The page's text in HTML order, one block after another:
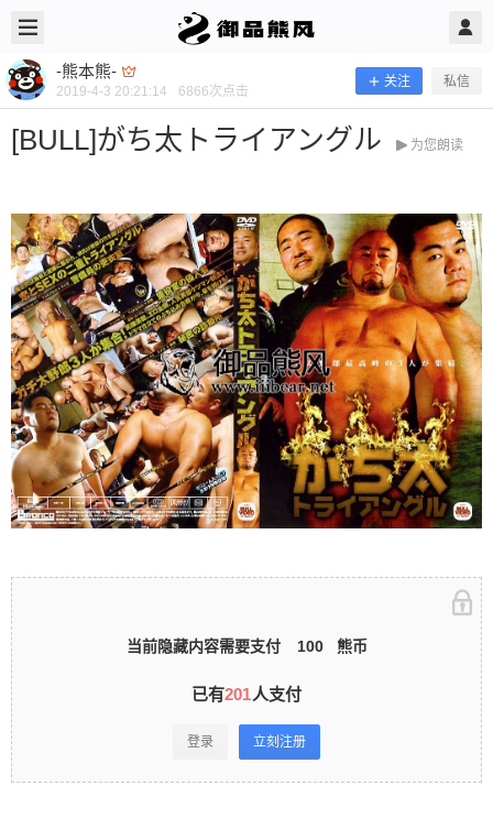
-熊本熊-
2019-4-3 20:21:14 6866次点击
关注 私信
[BULL]がち太トライアングル 为您朗读
当前隐藏内容需要支付 100 熊币
已有201人支付
登录 立刻注册
-熊本熊- @ 御品熊风 2019/4/03
[BULL]がち太トライアングル
当前隐藏内容需要支付100熊币 已有201人支付 登
录立刻注册 0 收藏